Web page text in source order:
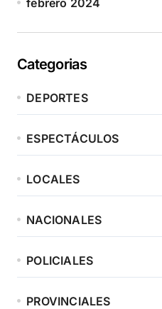
Categorias
DEPORTES
ESPECTÁCULOS
LOCALES
NACIONALES
POLICIALES
PROVINCIALES